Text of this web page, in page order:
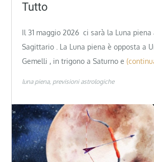
Tutto
Il 31 maggio 2026 ci sarà la Luna piena
Sagittario . La Luna piena è opposta a
Gemelli , in trigono a Saturno e
luna piena previsioni astrologiche